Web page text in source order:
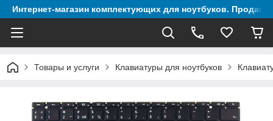
Интернет-магазин комплектующих для ноутбуков. Продажа
Товары и услуги Клавиатуры для ноутбуков